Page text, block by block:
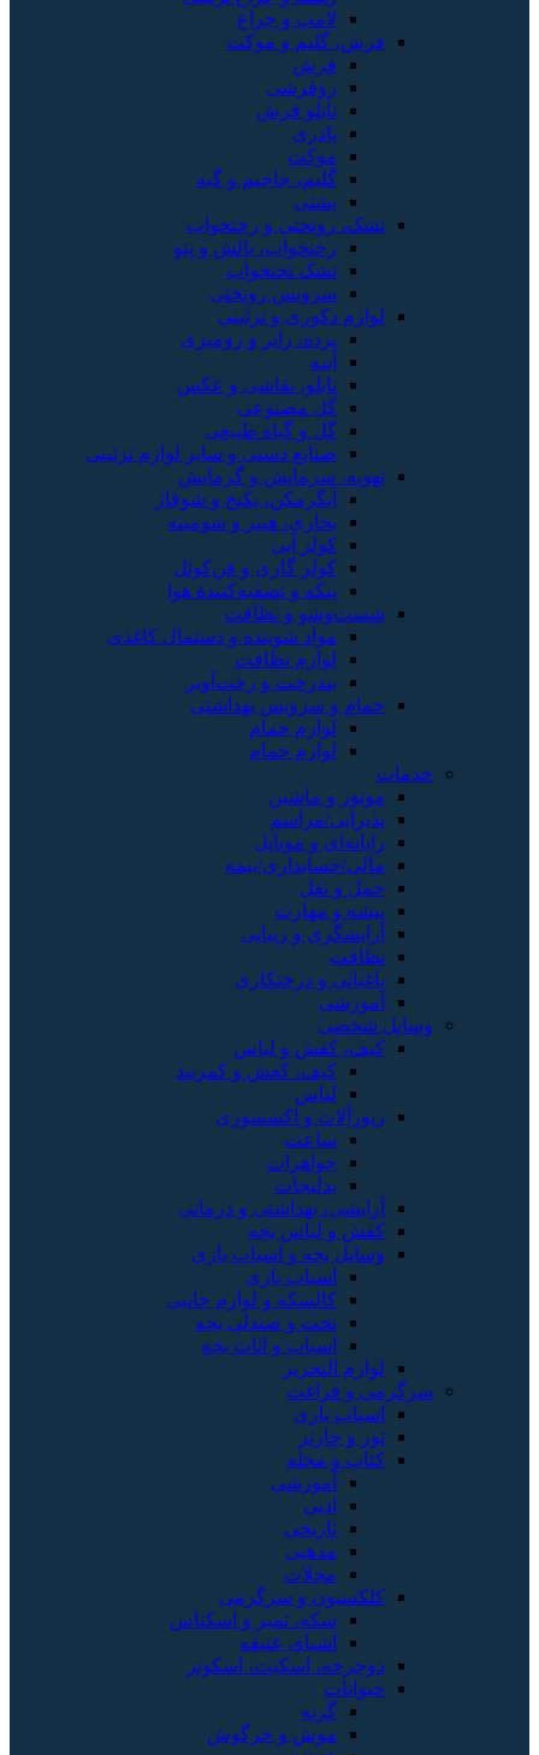
لامپ و چراغ
فرش، گلیم و موکت
فرش
روفرشی
تابلو فرش
پادری
موکت
گلیم، جاجیم و گبه
پشتی
تشک، روتختی و رختخواب
رختخواب، بالش و پتو
تشک تختخواب
سرویس روتختی
لوازم دکوری و تزئینی
پرده، رانر و رومیزی
آینه
تابلو، نقاشی و عکس
گل مصنوعی
گل و گیاه طبیعی
صنایع دستی و سایر لوازم تزئینی
تهویه، سرمایش و گرمایش
آبگرمکن، پکیج و شوفاژ
بخاری، هیتر و شومینه
کولر آبی
کولر گازی و فن‌کوئل
پنکه و تصفیه‌کنندهٔ هوا
شست‌وشو و نظافت
مواد شوینده و دستمال کاغذی
لوازم نظافت
بندرخت و رخت‌آویز
حمام و سرویس بهداشتی
لوازم حمام
لوازم حمام
خدمات
موتور و ماشین
پذیرایی/مراسم
رایانه‌ای و موبایل
مالی/حسابداری/بیمه
حمل و نقل
پیشه و مهارت
آرایشگری و زیبایی
نظافت
باغبانی و درختکاری
آموزشی
وسایل شخصی
کیف، کفش و لباس
کیف، کفش و کمربند
لباس
زیورآلات و اکسسوری
ساعت
جواهرات
بدلیجات
آرایشی، بهداشتی و درمانی
کفش و لباس بچه
وسایل بچه و اسباب بازی
اسباب بازی
کالسکه و لوازم جانبی
تخت و صندلی بچه
اسباب و اثاث بچه
لوازم التحریر
سرگرمی و فراغت
اسباب‌ بازی
تور و چارتر
کتاب و مجله
آموزشی
ادبی
تاریخی
مذهبی
مجلات
کلکسیون و سرگرمی
سکه، تمبر و اسکناس
اشیای عتیقه
دوچرخه، اسکیت، اسکوتر
حیوانات
گربه
موش و خرگوش